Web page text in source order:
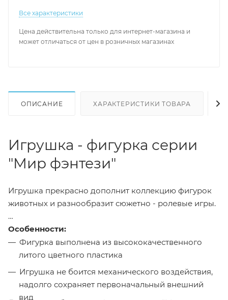
Все характеристики
Цена действительна только для интернет-магазина и
может отличаться от цен в розничных магазинах
ОПИСАНИЕ ХАРАКТЕРИСТИКИ ТОВАРА
Игрушка - фигурка серии
"Мир фэнтези"
Игрушка прекрасно дополнит коллекцию фигурок
животных и разнообразит сюжетно - ролевые игры.
Особенности:
Фигурка выполнена из высококачественного
литого цветного пластика
Игрушка не боится механического воздействия,
надолго сохраняет первоначальный внешний
вид